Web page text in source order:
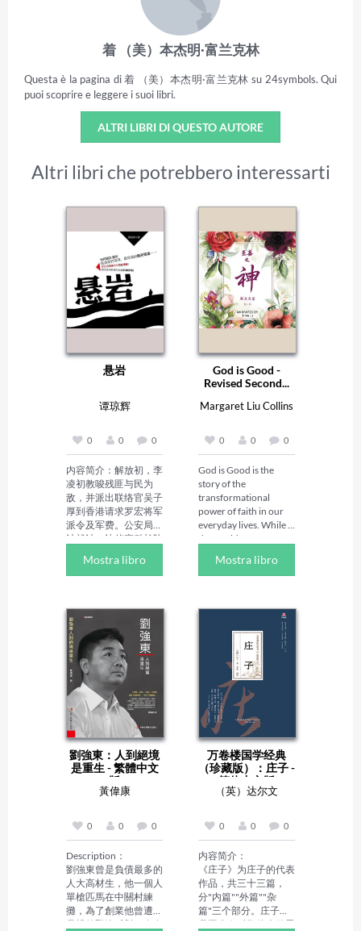
着 （美）本杰明·富兰克林
Questa è la pagina di 着 （美）本杰明·富兰克林 su 24symbols. Qui
puoi scoprire e leggere i suoi libri.
ALTRI LIBRI DI QUESTO AUTORE
Altri libri che potrebbero interessarti
悬岩
谭琼辉
0 0 0
内容简介：解放初，李
凌初教唆残匪与民为
敌，并派出联络官吴子
厚到香港请求罗宏将军
派令及军费。公安局将
计就计，让侦察科长陈
凌初的线人接头，通过
各种渠道及权谋争斗后
将其一网打尽。任务中
陈俊超负伤住院，爱人
蒋少萍前来探访。二人
感情更胜从前，两情相
悦难以自控。陈俊超为
了与蒋少萍结婚，甚至
不惜与公安局黄立民发
生冲突。一边是自己所
爱之人，一边是迫在眉
睫的剿匪任务，这让陈
俊超抉择艰难、举棋不
定，且看陈俊超等人如
何与敌人周旋，并顺利
完成剿匪任务。
Mostra libro
God is Good -
Revised Second...
Margaret Liu Collins
0 0 0
God is Good is the
story of the
transformational
power of faith in our
everyday lives. While
the world portrays
scolding, our Heavenly
Father is the most
He wants for all of His
safety, joy, health, and
prosperity, free of
worry, sickness, and
sorrow.
﻿Margaret Liu Collins
was born in China
during a time of
wartime strife, born a
girl in a culture that
values males, and later
found herself in a
marriage filled with
ridicule and abuse with
care for. By learning to
seek, recognize, and
heed God's voice, she
was able to welcome
the abundance that
God offered: a life of
spiritual riches,
financial abundance,
Mostra libro
劉強東：人到絕境
是重生 - 繁體中文
版
黃偉康
0 0 0
Description：
劉強東曾是負債最多的
人大高材生，他一個人
單槍匹馬在中關村練
攤，為了創業他曾遭到
母親的堅決反對、女友
万卷楼国学经典
（珍藏版）：庄子 -
简体中文版
（英）达尔文
0 0 0
内容简介：
《庄子》为庄子的代表
作品，共三十三篇，
分"内篇""外篇""杂
篇"三个部分。庄子是
我国先秦时期伟大的思